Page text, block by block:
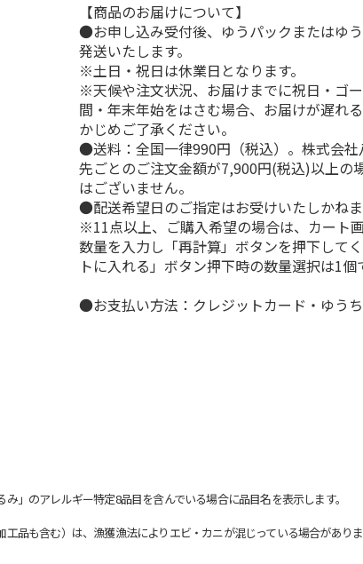
【商品のお届けについて】
●お申し込み受付後、ゆうパックまたはゆ
発送いたします。
※土日・祝日は休業日となります。
※天候や注文状況、お届けまでに祝日・ゴ
間・年末年始をはさむ場合、お届けが遅れ
かじめご了承ください。
●送料：全国一律990円（税込）。株式会
先ごとのご注文金額が7,900円(税込)以上の
はございません。
●配送希望日のご指定はお受けいたしかねま
※11点以上、ご購入希望の場合は、カート
数量を入力し「再計算」ボタンを押下して
トに入れる」ボタン押下時の数量選択は1個
●お支払い方法：クレジットカード・ゆう
」のアレルギー特定8品目を含んでいる場合に品目名を表示します。
品も含む）は、漁獲漁法によりエビ・カニが混じっている場合があり